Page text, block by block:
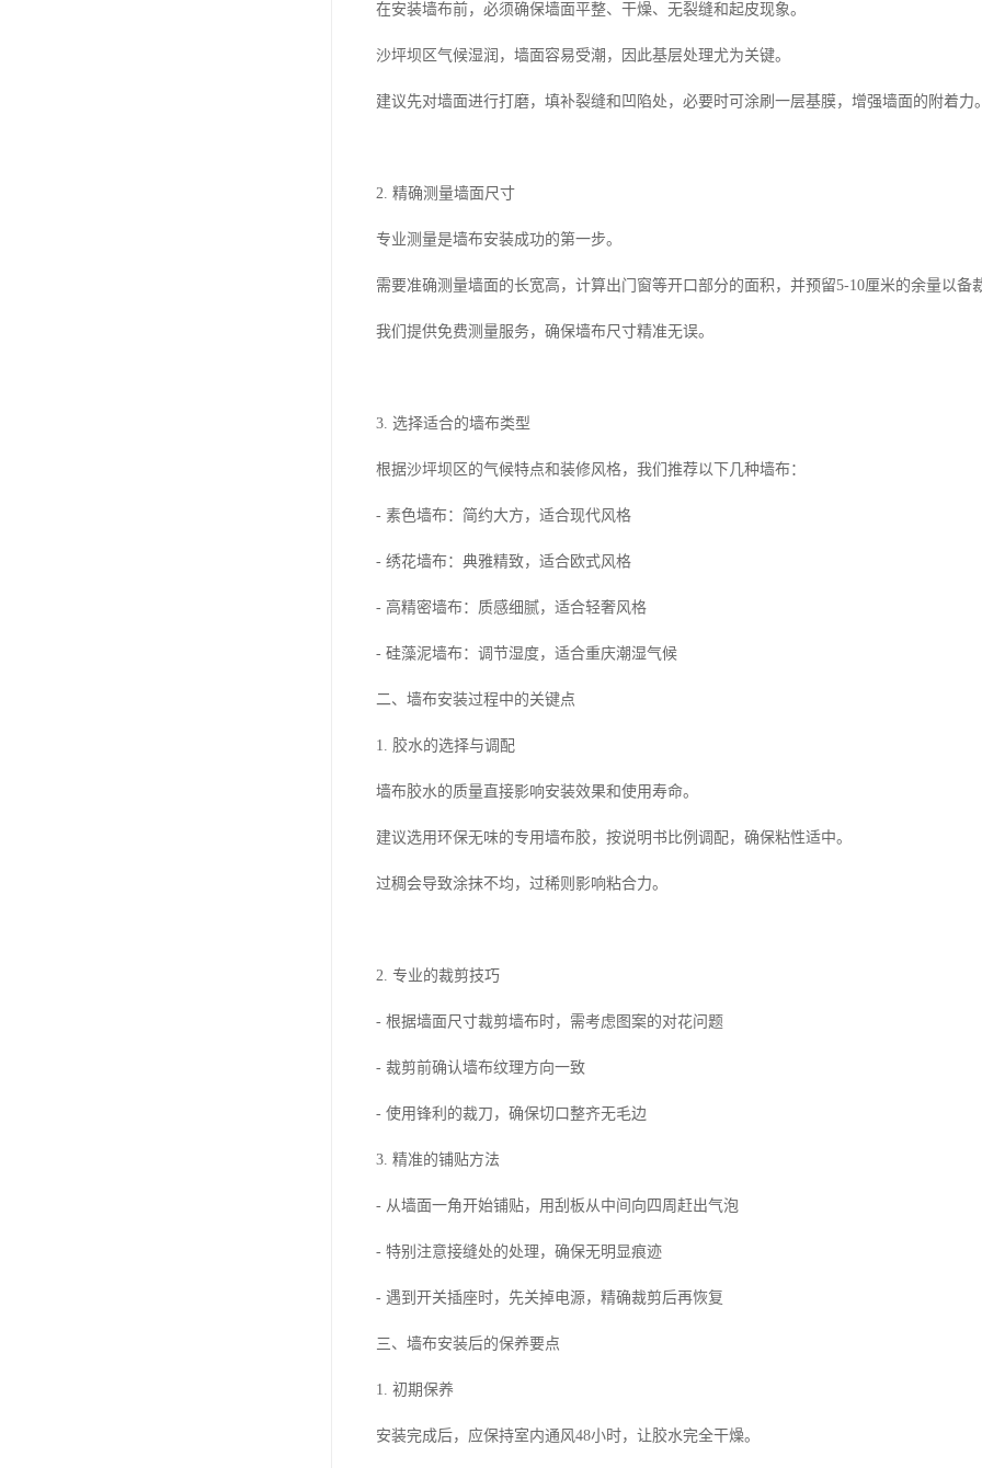
在安装墙布前，必须确保墙面平整、干燥、无裂缝和起皮现象。
沙坪坝区气候湿润，墙面容易受潮，因此基层处理尤为关键。
建议先对墙面进行打磨，填补裂缝和凹陷处，必要时可涂刷一层基膜，增强墙面的附着力。
2. 精确测量墙面尺寸
专业测量是墙布安装成功的第一步。
需要准确测量墙面的长宽高，计算出门窗等开口部分的面积，并预留5-10厘米的余量以备
我们提供免费测量服务，确保墙布尺寸精准无误。
3. 选择适合的墙布类型
根据沙坪坝区的气候特点和装修风格，我们推荐以下几种墙布：
- 素色墙布：简约大方，适合现代风格
- 绣花墙布：典雅精致，适合欧式风格
- 高精密墙布：质感细腻，适合轻奢风格
- 硅藻泥墙布：调节湿度，适合重庆潮湿气候
二、墙布安装过程中的关键点
1. 胶水的选择与调配
墙布胶水的质量直接影响安装效果和使用寿命。
建议选用环保无味的专用墙布胶，按说明书比例调配，确保粘性适中。
过稠会导致涂抹不均，过稀则影响粘合力。
2. 专业的裁剪技巧
- 根据墙面尺寸裁剪墙布时，需考虑图案的对花问题
- 裁剪前确认墙布纹理方向一致
- 使用锋利的裁刀，确保切口整齐无毛边
3. 精准的铺贴方法
- 从墙面一角开始铺贴，用刮板从中间向四周赶出气泡
- 特别注意接缝处的处理，确保无明显痕迹
- 遇到开关插座时，先关掉电源，精确裁剪后再恢复
三、墙布安装后的保养要点
1. 初期保养
安装完成后，应保持室内通风48小时，让胶水完全干燥。